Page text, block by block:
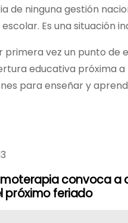
de ninguna gestión
Es una situación
vez un punto de
educativa próxima a
para enseñar y
convoca a
próximo feriado